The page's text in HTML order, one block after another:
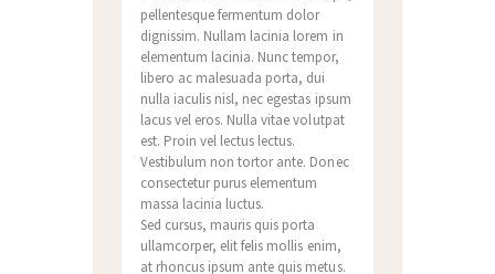
pellentesque fermentum dolor
dignissim. Nullam lacinia lorem in
elementum lacinia. Nunc tempor,
libero ac malesuada porta, dui
nulla iaculis nisl, nec egestas ipsum
lacus vel eros. Nulla vitae volutpat
est. Proin vel lectus lectus.
Vestibulum non tortor ante. Donec
consectetur purus elementum
massa lacinia luctus.
Sed cursus, mauris quis porta
ullamcorper, elit felis mollis enim,
at rhoncus ipsum ante quis metus.